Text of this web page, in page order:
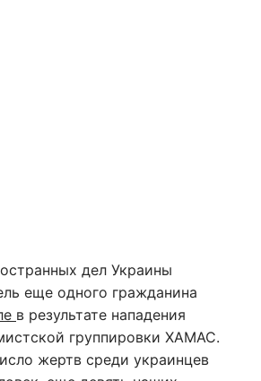
дел Украины
еще одного гражданина
в результате нападения
группировки ХАМАС.
жертв среди украинцев